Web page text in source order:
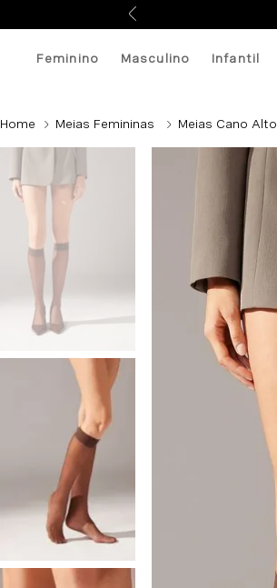
Feminino Masculino Infantil
Meias Femininas Meias Cano Alto